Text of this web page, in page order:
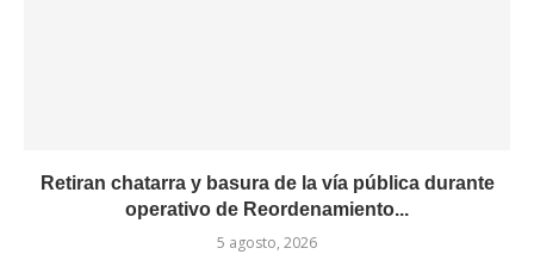
Retiran chatarra y basura de la vía pública durante
operativo de Reordenamiento...
5 agosto, 2026